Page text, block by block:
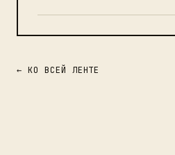
← КО ВСЕЙ ЛЕНТЕ